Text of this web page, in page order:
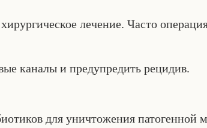
лечение. Часто операция
каналы и предупредить рецидив.
для уничтожения патогенной